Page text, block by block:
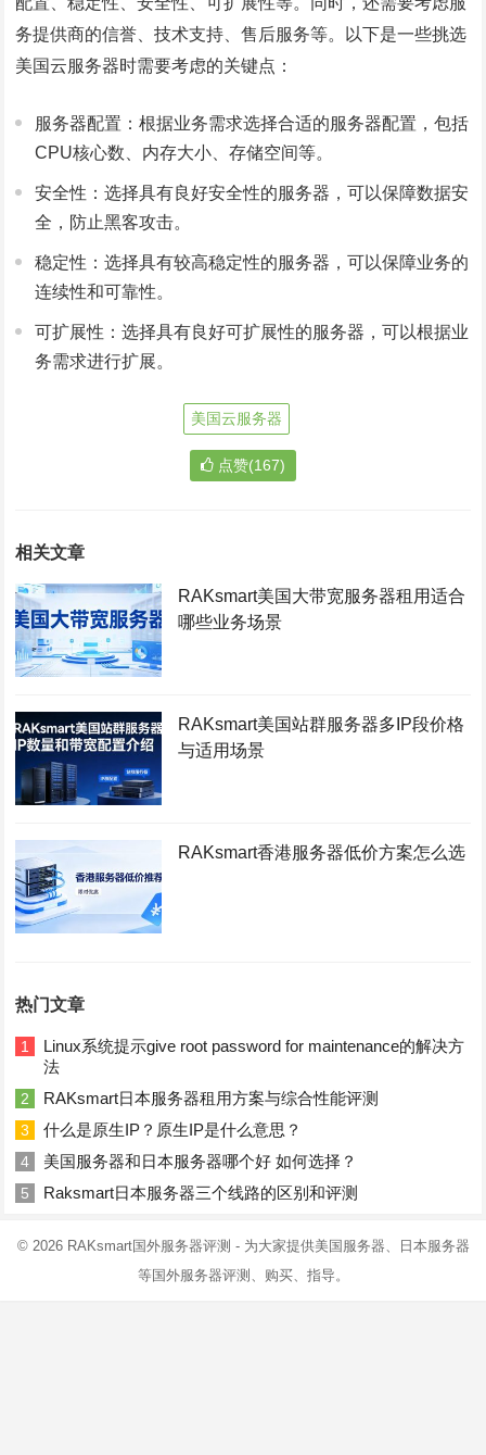
务提供商的信誉、技术支持、售后服务等。以下是一些挑选
美国云服务器时需要考虑的关键点：
服务器配置：根据业务需求选择合适的服务器配置，包括
CPU核心数、内存大小、存储空间等。
安全性：选择具有良好安全性的服务器，可以保障数据安
全，防止黑客攻击。
稳定性：选择具有较高稳定性的服务器，可以保障业务的
连续性和可靠性。
可扩展性：选择具有良好可扩展性的服务器，可以根据业
务需求进行扩展。
美国云服务器
点赞(167)
相关文章
RAKsmart美国大带宽服务器租用适合
哪些业务场景
RAKsmart美国站群服务器多IP段价格
与适用场景
RAKsmart香港服务器低价方案怎么选
热门文章
1
Linux系统提示give root password for maintenance的解决方
法
2 RAKsmart日本服务器租用方案与综合性能评测
3 什么是原生IP？原生IP是什么意思？
4 美国服务器和日本服务器哪个好 如何选择？
5 Raksmart日本服务器三个线路的区别和评测
© 2026 RAKsmart国外服务器评测 - 为大家提供美国服务器、日本服务器
等国外服务器评测、购买、指导。